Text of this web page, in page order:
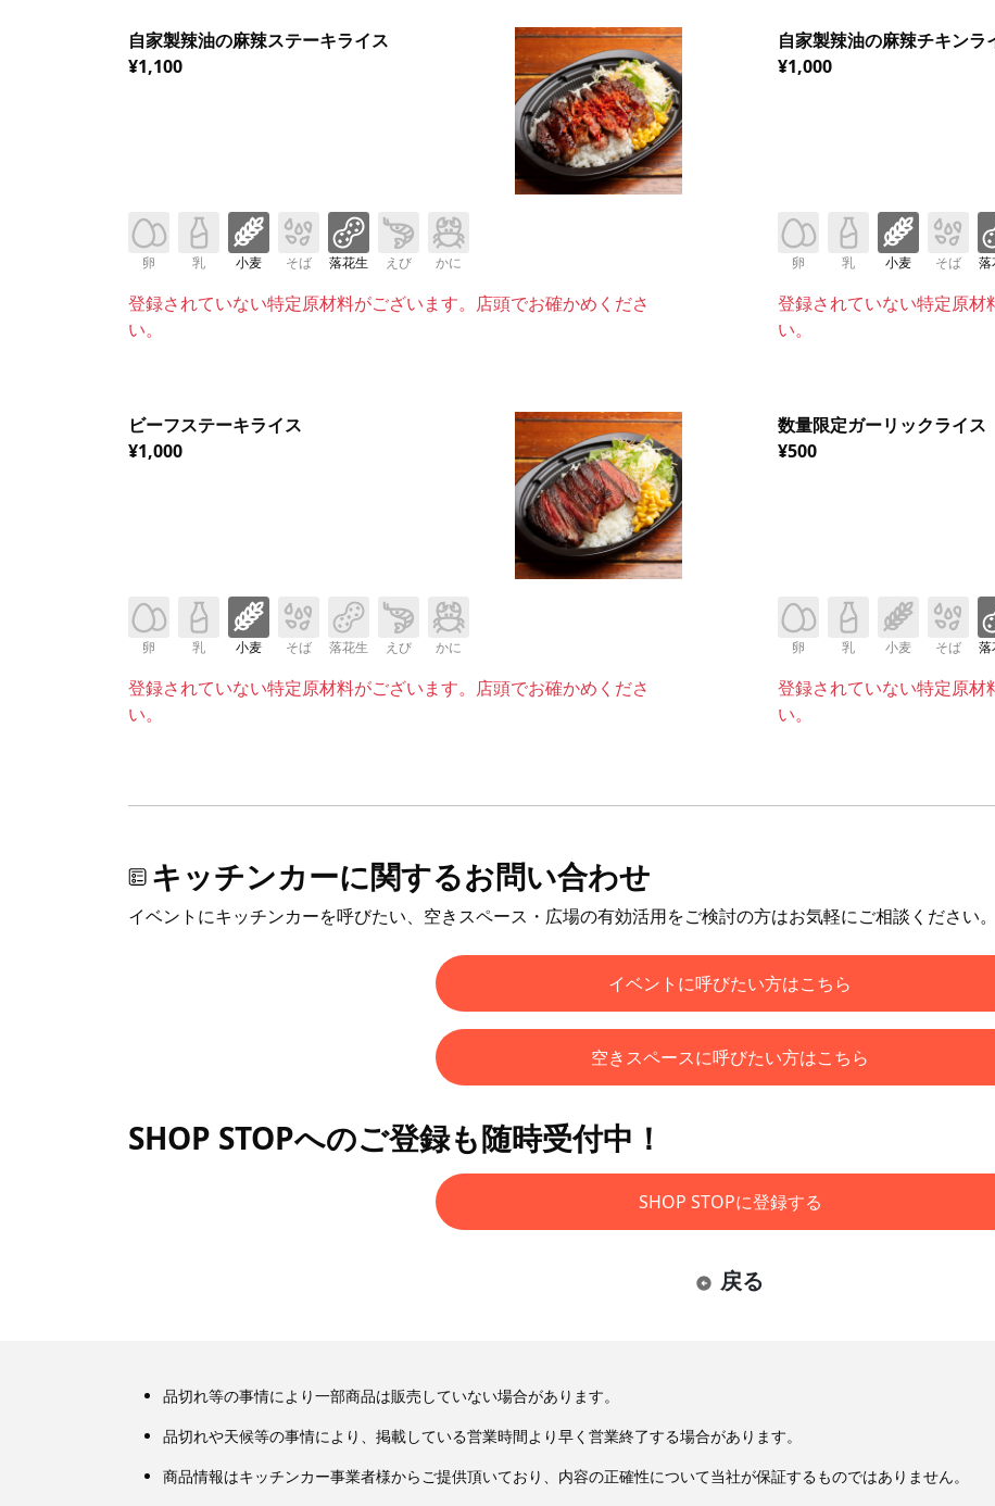
自家製辣油の麻辣ステーキライス
¥1,100
卵 乳 小麦 そば 落花生 えび かに
登録されていない特定原材料がございます。店頭でお確かめくださ
い。
自家製辣油の麻辣チキンラ
¥1,000
卵 乳 小麦 そば 落
登録されていない特定原材
い。
ビーフステーキライス
¥1,000
卵 乳 小麦 そば 落花生 えび かに
登録されていない特定原材料がございます。店頭でお確かめくださ
い。
数量限定ガーリックライス
¥500
卵 乳 小麦 そば 落
登録されていない特定原材
い。
キッチンカーに関するお問い合わせ
イベントにキッチンカーを呼びたい、空きスペース・広場の有効活用をご検討の方はお気軽にご相談ください。
イベントに呼びたい方はこちら
空きスペースに呼びたい方はこちら
SHOP STOPへのご登録も随時受付中！
SHOP STOPに登録する
戻る
品切れ等の事情により一部商品は販売していない場合があります。
品切れや天候等の事情により、掲載している営業時間より早く営業終了する場合があります。
商品情報はキッチンカー事業者様からご提供頂いており、内容の正確性について当社が保証するものではありません。